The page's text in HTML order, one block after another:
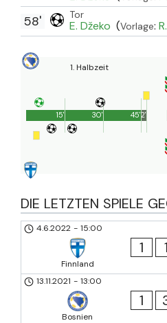
Tor
E. Džeko (Vorlage:
58'
1. Halbzeit
45'
15' 30' 2'
DIE LETZTEN SPIELE
4.6.2022 - 15:00
Finnland
1 1
13.11.2021 - 13:00
Bosnien
1